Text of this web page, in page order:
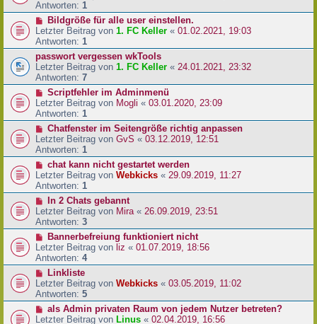
Antworten: 1
Bildgröße für alle user einstellen.
Letzter Beitrag von 1. FC Keller « 01.02.2021, 19:03
Antworten: 1
passwort vergessen wkTools
Letzter Beitrag von 1. FC Keller « 24.01.2021, 23:32
Antworten: 7
Scriptfehler im Adminmenü
Letzter Beitrag von Mogli « 03.01.2020, 23:09
Antworten: 1
Chatfenster im Seitengröße richtig anpassen
Letzter Beitrag von GvS « 03.12.2019, 12:51
Antworten: 1
chat kann nicht gestartet werden
Letzter Beitrag von Webkicks « 29.09.2019, 11:27
Antworten: 1
In 2 Chats gebannt
Letzter Beitrag von Mira « 26.09.2019, 23:51
Antworten: 3
Bannerbefreiung funktioniert nicht
Letzter Beitrag von liz « 01.07.2019, 18:56
Antworten: 4
Linkliste
Letzter Beitrag von Webkicks « 03.05.2019, 11:02
Antworten: 5
als Admin privaten Raum von jedem Nutzer betreten?
Letzter Beitrag von Linus « 02.04.2019, 16:56